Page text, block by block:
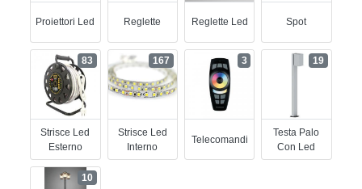
Proiettori Led Reglette Reglette Led Spot
Strisce Led
Esterno
83
Strisce Led
Interno
167
Telecomandi
3
Testa Palo
Con Led
19
10